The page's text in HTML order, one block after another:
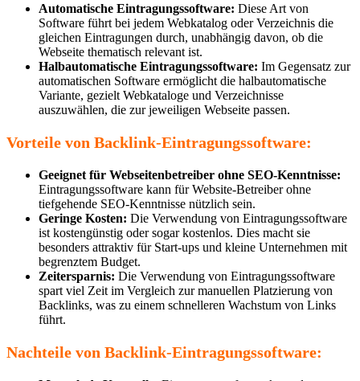
Automatische Eintragungssoftware: Diese Art von
Software führt bei jedem Webkatalog oder Verzeichnis die
gleichen Eintragungen durch, unabhängig davon, ob die
Webseite thematisch relevant ist.
Halbautomatische Eintragungssoftware: Im Gegensatz zur
automatischen Software ermöglicht die halbautomatische
Variante, gezielt Webkataloge und Verzeichnisse
auszuwählen, die zur jeweiligen Webseite passen.
Vorteile von Backlink-Eintragungssoftware:
Geeignet für Webseitenbetreiber ohne SEO-Kenntnisse:
Eintragungssoftware kann für Website-Betreiber ohne
tiefgehende SEO-Kenntnisse nützlich sein.
Geringe Kosten: Die Verwendung von Eintragungssoftware
ist kostengünstig oder sogar kostenlos. Dies macht sie
besonders attraktiv für Start-ups und kleine Unternehmen mit
begrenztem Budget.
Zeitersparnis: Die Verwendung von Eintragungssoftware
spart viel Zeit im Vergleich zur manuellen Platzierung von
Backlinks, was zu einem schnelleren Wachstum von Links
führt.
Nachteile von Backlink-Eintragungssoftware: